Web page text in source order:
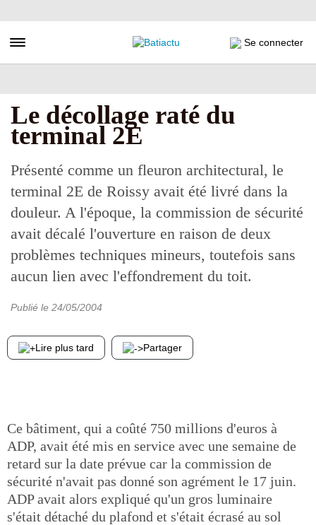
au
principal
Toggle navigation Se connecter
Le décollage raté du
terminal 2E
Présenté comme un fleuron architectural, le
terminal 2E de Roissy avait été livré dans la
douleur. A l'époque, la commission de sécurité
avait décalé l'ouverture en raison de deux
problèmes techniques mineurs, toutefois sans
aucun lien avec l'effondrement du toit.
Publié le 24/05/2004
Lire plus tard Partager
Ce bâtiment, qui a coûté 750 millions d'euros à
ADP, avait été mis en service avec une semaine de
retard sur la date prévue car la commission de
sécurité n'avait pas donné son agrément le 17 juin.
ADP avait alors expliqué qu'un gros luminaire
s'était détaché du plafond et s'était écrasé au sol